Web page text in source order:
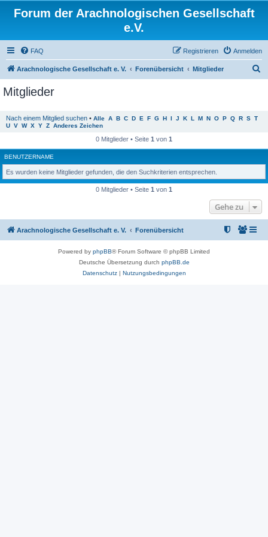
Forum der Arachnologischen Gesellschaft
e.V.
FAQ Anmelden
Registrieren
Arachnologische Gesellschaft e. V. Forenübersicht Mitglieder
Mitglieder
Nach einem Mitglied suchen • Alle A B C D E F G H I J K L M N O P Q R S T
U V W X Y Z Anderes Zeichen
0 Mitglieder • Seite 1 von 1
BENUTZERNAME
Es wurden keine Mitglieder gefunden, die den Suchkriterien entsprechen.
0 Mitglieder • Seite 1 von 1
Gehe zu
Arachnologische Gesellschaft e. V. Forenübersicht
Powered by phpBB® Forum Software © phpBB Limited
Deutsche Übersetzung durch phpBB.de
Datenschutz| Nutzungsbedingungen